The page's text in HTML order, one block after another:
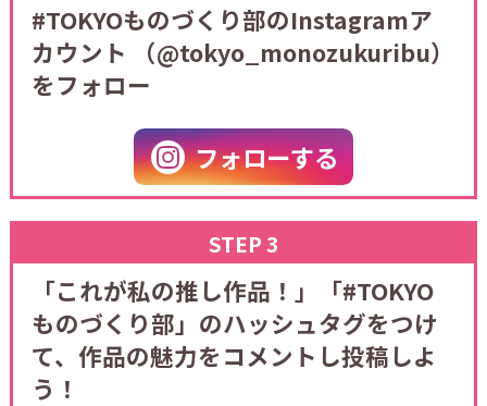
#TOKYOものづくり部のInstagramア
カウント （@tokyo_monozukuribu）
をフォロー
フォローする
「これが私の推し作品！」「#TOKYO
ものづくり部」のハッシュタグをつけ
て、作品の魅力をコメントし投稿しよ
う！